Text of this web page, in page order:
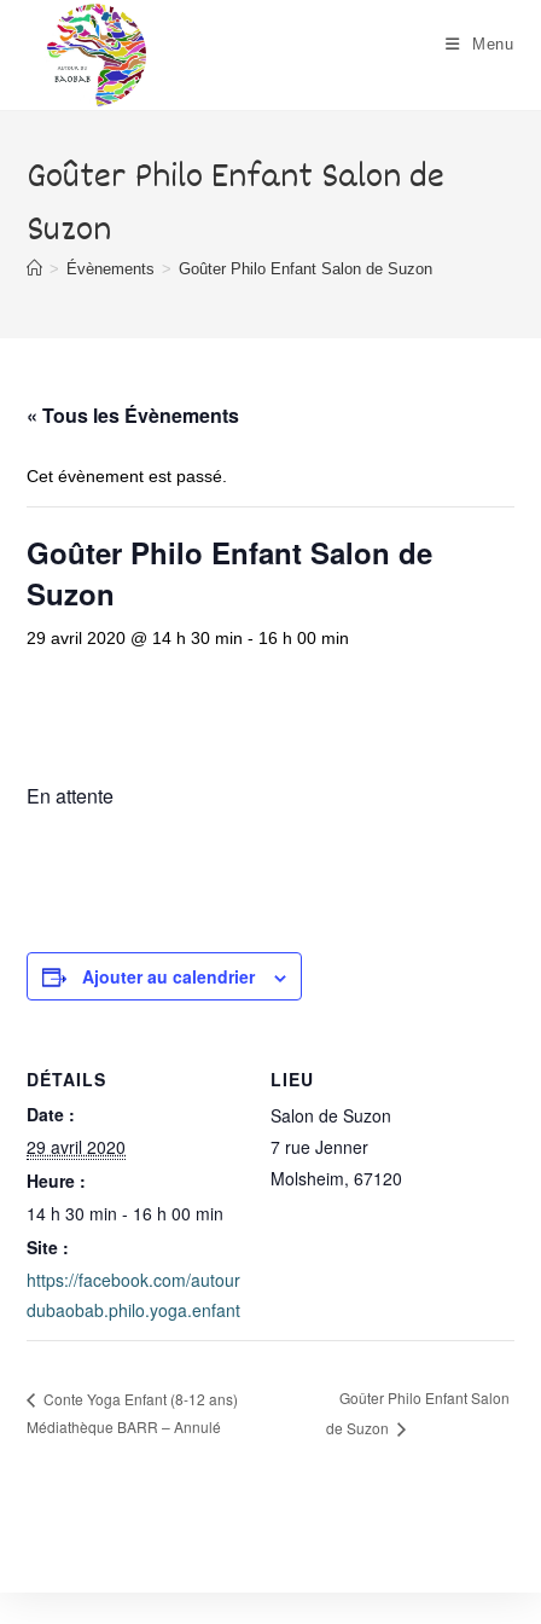
content
Menu
Goûter Philo Enfant Salon de
Suzon
> Évènements > Goûter Philo Enfant Salon de Suzon
« Tous les Évènements
Cet évènement est passé.
Goûter Philo Enfant Salon de
Suzon
29 avril 2020 @ 14 h 30 min - 16 h 00 min
En attente
Ajouter au calendrier
DÉTAILS
Date :
29 avril 2020
Heure :
14 h 30 min - 16 h 00 min
Site :
https://facebook.com/autour
dubaobab.philo.yoga.enfant
LIEU
Salon de Suzon
7 rue Jenner
Molsheim, 67120
Conte Yoga Enfant (8-12 ans)
Médiathèque BARR – Annulé
Goûter Philo Enfant Salon
de Suzon